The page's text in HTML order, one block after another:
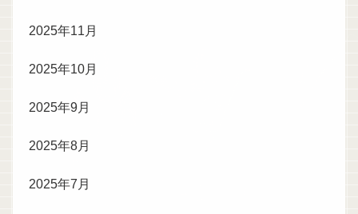
2025年11月
2025年10月
2025年9月
2025年8月
2025年7月